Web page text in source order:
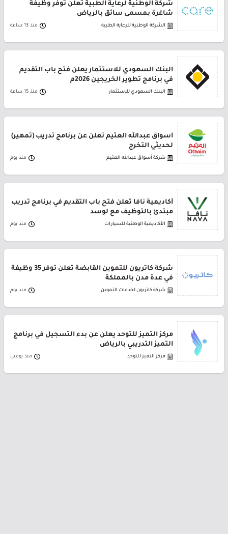
شركة الوطنية لرعاية الطبية تعلن توفر وظيفة
شاغرة بمسمى سائق بالرياض
الشركة الوطنية للرعاية الطبية منذ 13 ساعة
البنك السعودي للاستثمار يعلن فتح باب التقديم
في برنامج تطوير الخريجين 2026م
البنك السعودي للإستثمار منذ 15 ساعة
أسواق عبدالله العثيم تعلن عن برنامج تدريب (تمهير)
لحديثي التخرج
شركة أسواق عبدالله العثيم منذ يوم
أكاديمية نافا تعلن فتح باب التقديم في برنامج تدريب
مبتدئ بالتوظيف مع لوسد
الأكاديمية الوطنية للسيارات منذ يوم
شركة كاتريون للتموين القابضة تعلن توفر 35 وظيفة
في عدة مدن بالمملكة
شركة كاتريون لخدمات التموين منذ يوم
مركز التميز للتوحد يعلن عن بدء التسجيل في برنامج
التميز التدريبي بالرياض
مركز التميز للتوحد منذ يومين